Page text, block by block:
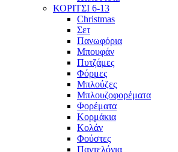
ΚΟΡΙΤΣΙ 6-13
Christmas
Σετ
Πανωφόρια
Μπουφάν
Πυτζάμες
Φόρμες
Μπλούζες
Μπλουζοφορέματα
Φορέματα
Κορμάκια
Κολάν
Φούστες
Παντελόνια